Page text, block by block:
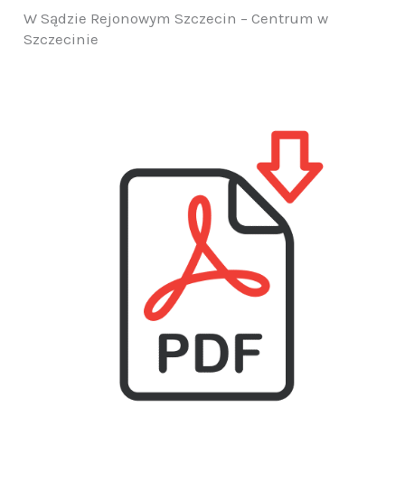
W Sądzie Rejonowym Szczecin – Centrum w
Szczecinie